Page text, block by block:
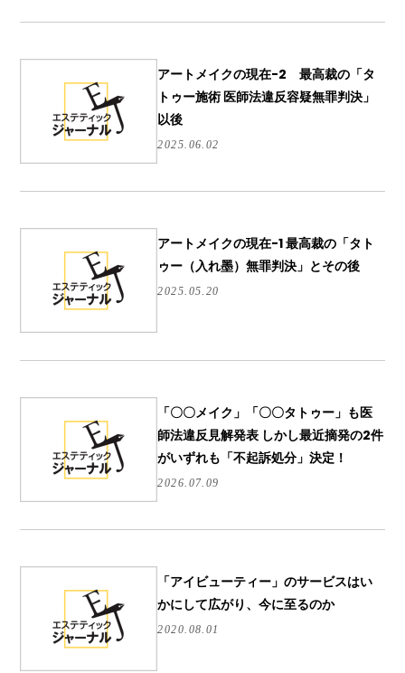
アートメイクの現在-2 最高裁の「タ
トゥー施術 医師法違反容疑無罪判決」
以後
2025.06.02
アートメイクの現在-1 最高裁の「タト
ゥー（入れ墨）無罪判決」とその後
2025.05.20
「〇〇メイク」「〇〇タトゥー」も医
師法違反見解発表 しかし最近摘発の2件
がいずれも「不起訴処分」決定！
2026.07.09
「アイビューティー」のサービスはい
かにして広がり、今に至るのか
2020.08.01